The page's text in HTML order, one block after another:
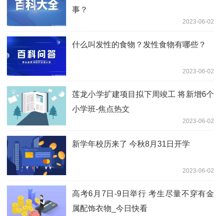
事？
2023-06-02
什么叫发性的食物？发性食物有哪些？
2023-06-02
莲龙小学扩建项目拟下周竣工 将新增6个
小学班-焦点热文
2023-06-02
新学年校历来了 今秋8月31日开学
2023-06-02
高考6月7日-9日举行 考生尽量不穿有金
属配饰衣物_今日快看